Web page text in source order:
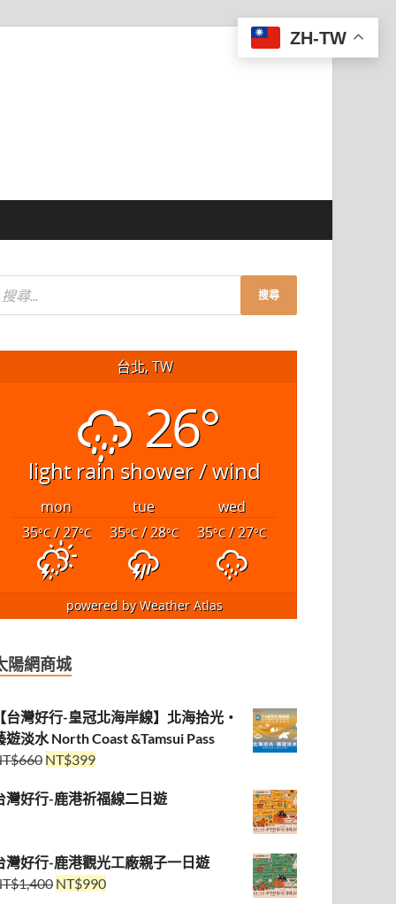
台北, TW
26°
light rain shower / wind
mon tue
wed
35°C/ 27°C 35°C/ 28°C 35°C/ 27°C
powered byWeather Atlas
陽網商城
台灣好行-皇冠北海岸線】北海拾光・
遊淡水 North Coast &Tamsui Pass
660 NT$399
灣好行-鹿港祈福線二日遊
灣好行-鹿港觀光工廠親子一日遊
1,400 NT$990
ZH-TW